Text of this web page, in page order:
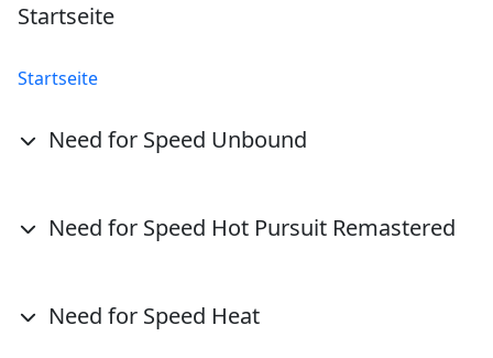
Startseite
Startseite
Need for Speed Unbound
Need for Speed Hot Pursuit Remastered
Need for Speed Heat